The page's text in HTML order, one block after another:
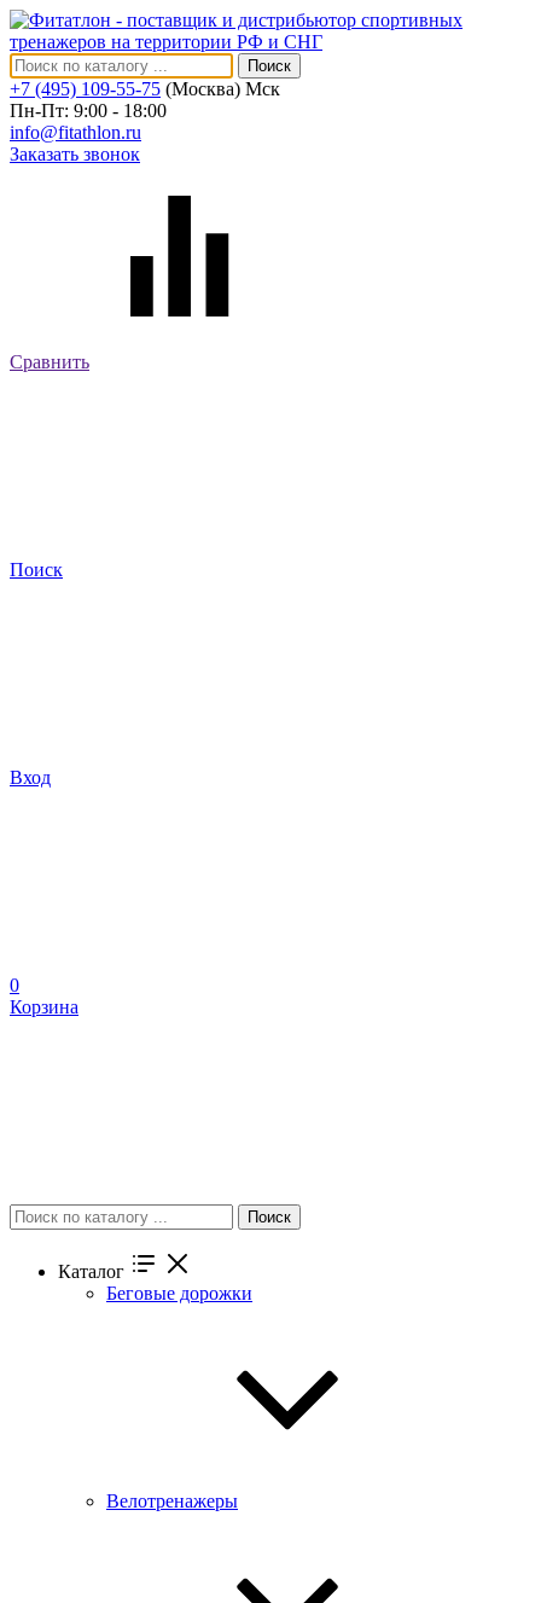
Поиск
+7 (495) 109-55-75 (Москва) Мск
Пн-Пт: 9:00 - 18:00
info@fitathlon.ru
Заказать звонок
Сравнить
Поиск
Вход
0
Корзина
Поиск
Каталог
Беговые дорожки
Велотренажеры